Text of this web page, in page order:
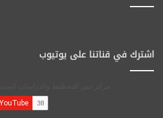
اشترك في قناتنا على يوتيوب